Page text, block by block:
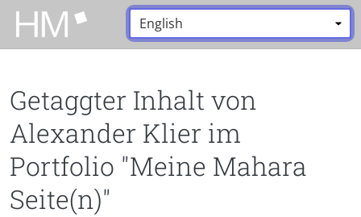
Zum Hauptinhalt zurückspringen
Sprache:
Getaggter Inhalt von
Alexander Klier im
Portfolio "Meine Mahara
Seite(n)"